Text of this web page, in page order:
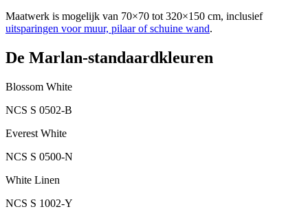
Maatwerk is mogelijk van 70×70 tot 320×150 cm, inclusief
uitsparingen voor muur, pilaar of schuine wand.
De Marlan-standaardkleuren
Blossom White
NCS S 0502-B
Everest White
NCS S 0500-N
White Linen
NCS S 1002-Y